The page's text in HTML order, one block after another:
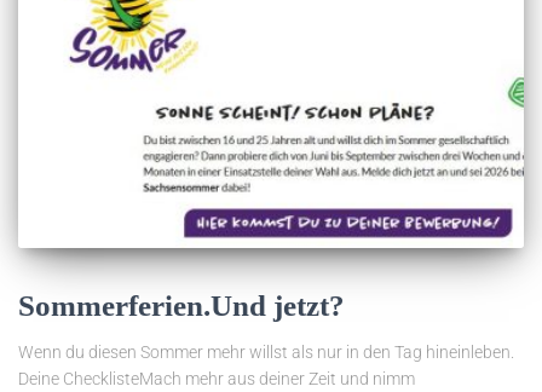
Sommerferien.Und jetzt?
Wenn du diesen Sommer mehr willst als nur in den Tag hineinleben.
Deine ChecklisteMach mehr aus deiner Zeit und nimm